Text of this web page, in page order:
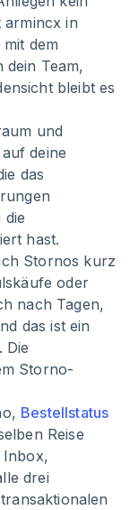
armincx in
mit dem
Team,
bleibt es
und
deine
das
hast.
Stornos kurz
oder
nach Tagen,
das ist ein
Die
Storno-
Bestellstatus
Reise
Inbox,
drei